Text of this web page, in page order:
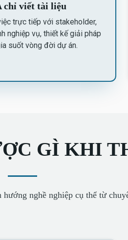
chỉ viết tài liệu
trực tiếp với stakeholder,
nghiệp vụ, thiết kế giải pháp
suốt vòng đời dự án.
GÌ KHI
nghề nghiệp cụ thể từ